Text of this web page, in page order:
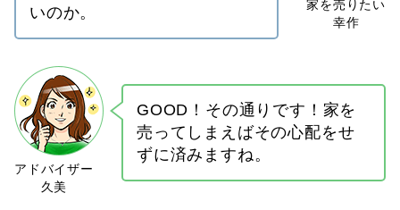
いのか。
GOOD！その通りです！家を
売ってしまえばその心配をせ
ずに済みますね。